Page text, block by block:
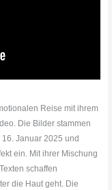
Reise mit ihrem
Die Bilder stammen
Januar 2025 und
ein. Mit ihrer Mischung
schaffen
die Haut geht. Die